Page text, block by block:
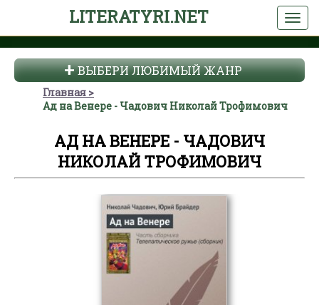
LITERATYRI.NET
ВЫБЕРИ ЛЮБИМЫЙ ЖАНР
Главная
Ад на Венере - Чадович Николай Трофимович
АД НА ВЕНЕРЕ - ЧАДОВИЧ
НИКОЛАЙ ТРОФИМОВИЧ